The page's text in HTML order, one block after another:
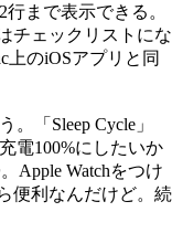
まで表示できる。
チェックリストにな
上のiOSアプリと同
「Sleep Cycle」
電100%にしたいか
Apple Watchをつけ
便利なんだけど。続